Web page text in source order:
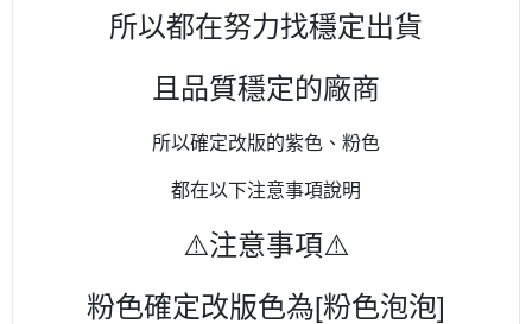
所以都在努力找穩定出貨
且品質穩定的廠商
所以確定改版的紫色、粉色
都在以下注意事項說明
⚠️注意事項⚠️
粉色確定改版色為[粉色泡泡]